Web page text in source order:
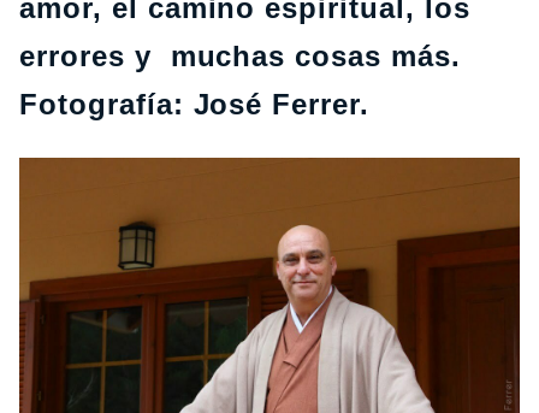
amor, el camino espiritual, los
errores y muchas cosas más.
Fotografía: José Ferrer.